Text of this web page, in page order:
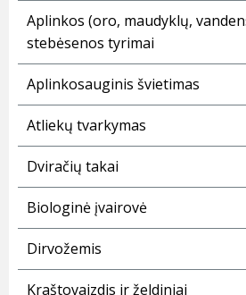
Aplinkos (oro, maudyklų,
stebėsenos tyrimai
Aplinkosauginis švietimas
Atliekų tvarkymas
Dviračių takai
Biologinė įvairovė
Dirvožemis
Kraštovaizdis ir želdiniai